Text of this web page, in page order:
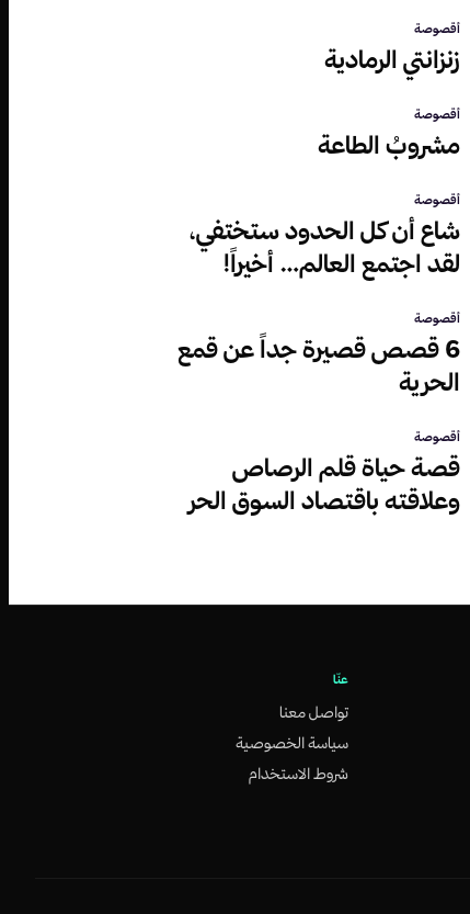
أقصوصة
زنزانتي الرمادية
أقصوصة
مشروبُ الطاعة
أقصوصة
شاع أن كل الحدود ستختفي،
لقد اجتمع العالم… أخيراً!
أقصوصة
6 قصص قصيرة جداً عن قمع
الحرية
أقصوصة
قصة حياة قلم الرصاص
وعلاقته باقتصاد السوق الحر
عنّا
تواصل معنا
سياسة الخصوصية
شروط الاستخدام